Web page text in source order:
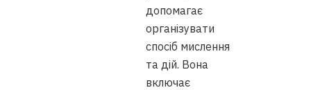
допомагає
організувати
спосіб мислення
та дій. Вона
включає